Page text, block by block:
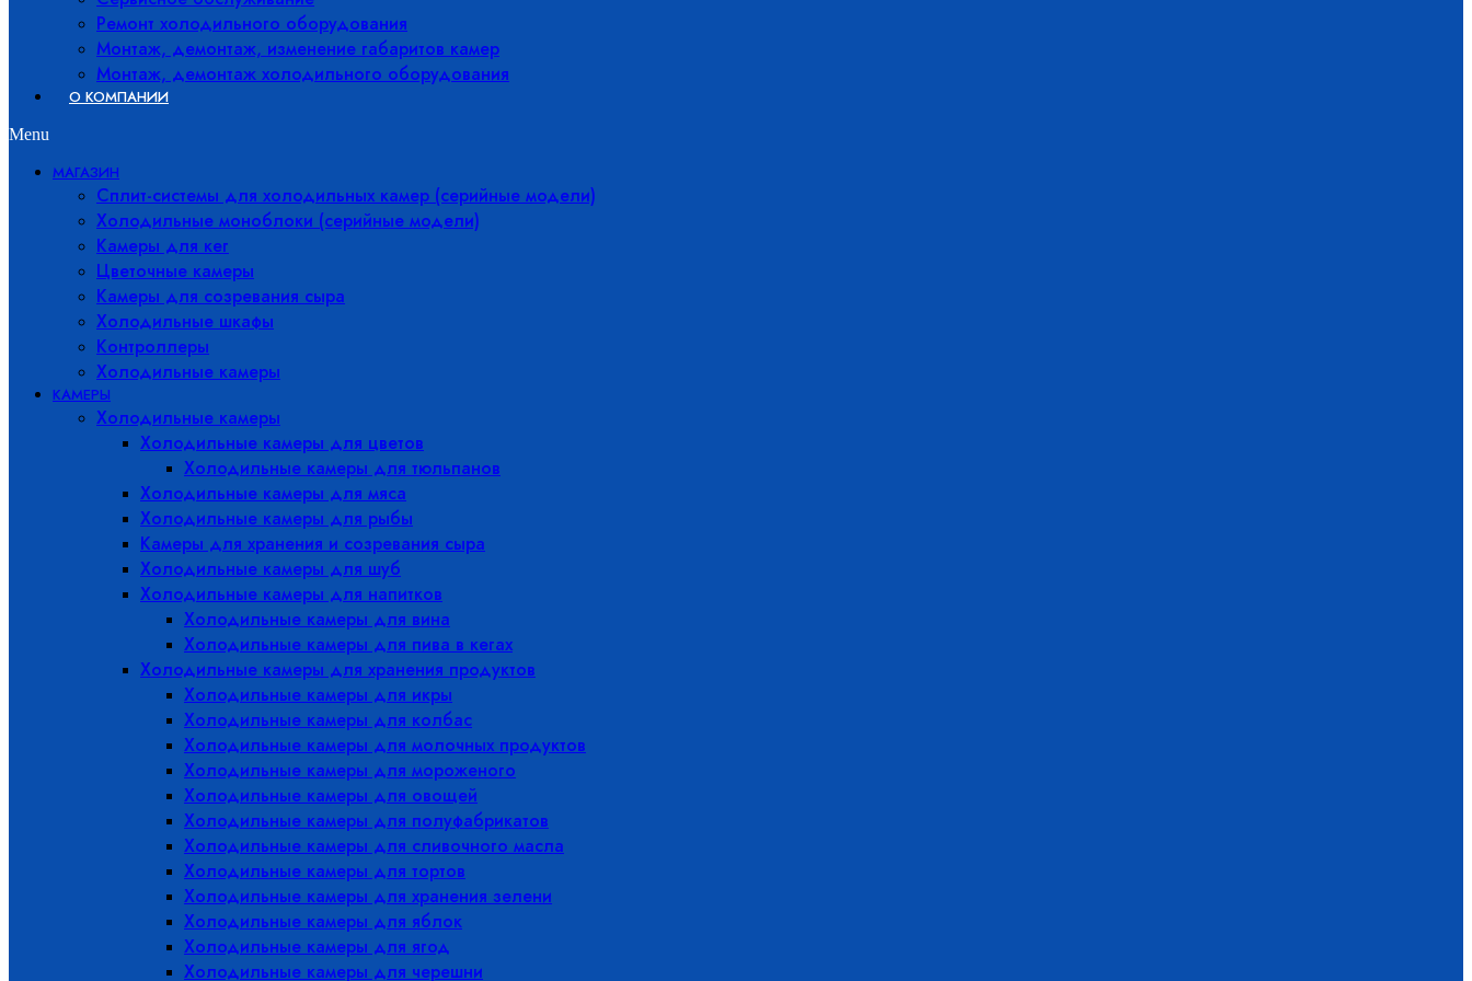
Ремонт холодильного оборудования
Монтаж, демонтаж, изменение габаритов камер
Монтаж, демонтаж холодильного оборудования
О КОМПАНИИ
Menu
МАГАЗИН
Сплит-системы для холодильных камер (серийные модели)
Холодильные моноблоки (серийные модели)
Камеры для кег
Цветочные камеры
Камеры для созревания сыра
Холодильные шкафы
Контроллеры
Холодильные камеры
КАМЕРЫ
Холодильные камеры
Холодильные камеры для цветов
Холодильные камеры для тюльпанов
Холодильные камеры для мяса
Холодильные камеры для рыбы
Камеры для хранения и созревания сыра
Холодильные камеры для шуб
Холодильные камеры для напитков
Холодильные камеры для вина
Холодильные камеры для пива в кегах
Холодильные камеры для хранения продуктов
Холодильные камеры для икры
Холодильные камеры для колбас
Холодильные камеры для молочных продуктов
Холодильные камеры для мороженого
Холодильные камеры для овощей
Холодильные камеры для полуфабрикатов
Холодильные камеры для сливочного масла
Холодильные камеры для тортов
Холодильные камеры для хранения зелени
Холодильные камеры для яблок
Холодильные камеры для ягод
Холодильные камеры для черешни